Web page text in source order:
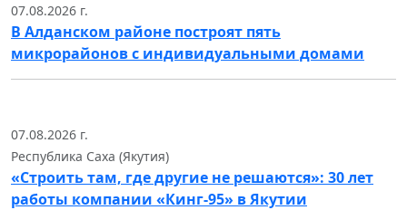
07.08.2026 г.
В Алданском районе построят пять
микрорайонов с индивидуальными домами
07.08.2026 г.
Республика Саха (Якутия)
«Строить там, где другие не решаются»: 30 лет
работы компании «Кинг-95» в Якутии